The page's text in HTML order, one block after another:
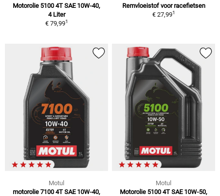
Motorolie 5100 4T SAE 10W-40,
4 Liter
€ 79,991
Remvloeistof voor racefietsen
€ 27,991
Motul
motorolie 7100 4T SAE 10W-40,
Motul
Motorolie 5100 4T SAE 10W-50,